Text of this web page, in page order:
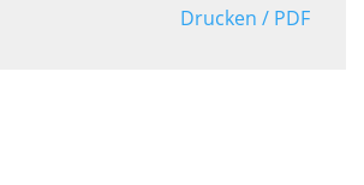
Drucken / PDF